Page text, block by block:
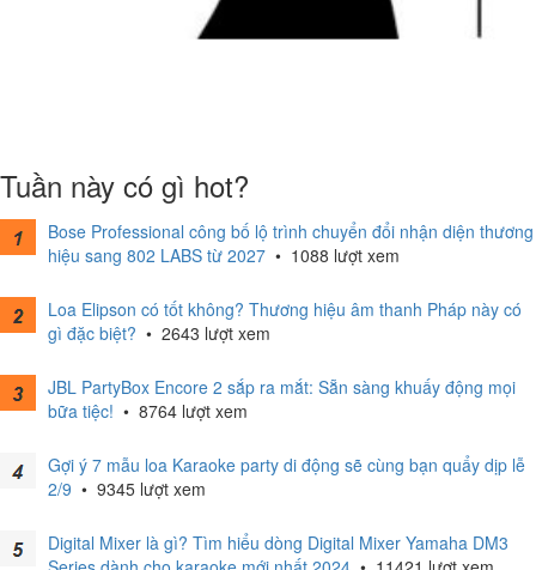
Tuần này có gì hot?
Bose Professional công bố lộ trình chuyển đổi nhận diện thương
hiệu sang 802 LABS từ 2027 • 1088 lượt xem
Loa Elipson có tốt không? Thương hiệu âm thanh Pháp này có
gì đặc biệt? • 2643 lượt xem
JBL PartyBox Encore 2 sắp ra mắt: Sẵn sàng khuấy động mọi
bữa tiệc! • 8764 lượt xem
Gợi ý 7 mẫu loa Karaoke party di động sẽ cùng bạn quẩy dịp lễ
2/9 • 9345 lượt xem
Digital Mixer là gì? Tìm hiểu dòng Digital Mixer Yamaha DM3